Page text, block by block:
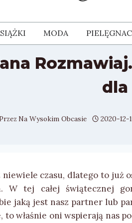
MODA
dla
Na Wysokim Obcasie 2020-12-
niewiele czasu, dlatego to już
W tej całej świątecznej
jaką jest nasz partner lub
właśnie oni wspierają nas